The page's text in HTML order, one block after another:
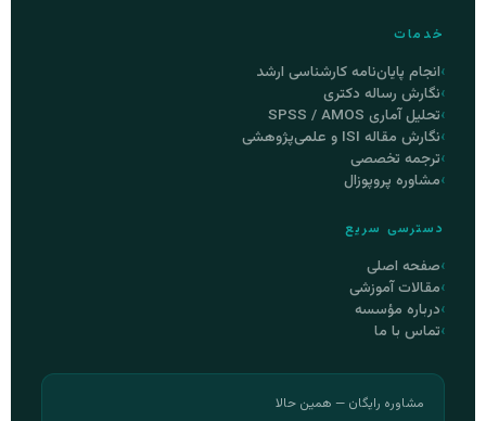
خدمات
انجام پایان‌نامه کارشناسی ارشد
نگارش رساله دکتری
تحلیل آماری SPSS / AMOS
نگارش مقاله ISI و علمی‌پژوهشی
ترجمه تخصصی
مشاوره پروپوزال
دسترسی سریع
صفحه اصلی
مقالات آموزشی
درباره مؤسسه
تماس با ما
مشاوره رایگان — همین حالا